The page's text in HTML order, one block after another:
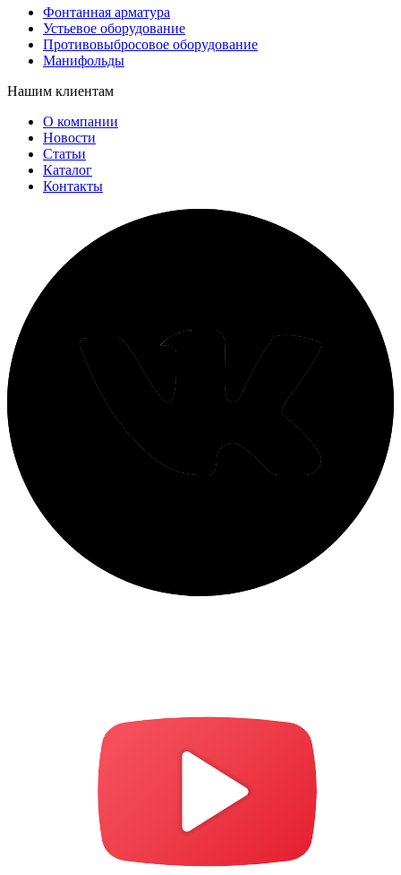
Фонтанная арматура
Устьевое оборудование
Противовыбросовое оборудование
Манифольды
Нашим клиентам
О компании
Новости
Статьи
Каталог
Контакты